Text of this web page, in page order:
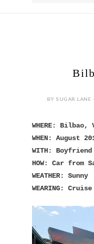
BY SUGAR LANE
WHERE:
WHEN: August
WITH: Boyfriend
HOW: Car from
WEATHER: Sunny
WEARING: Cruise